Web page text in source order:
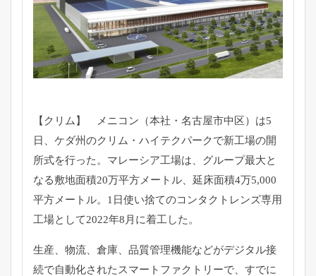
【クリム】 メニコン（本社・名古屋市中区）は5
日、ケダ州のクリム・ ハイテクパークで新工場の開
所式を行った。マレーシア工場は、 グループ最大と
なる敷地面積20万平方メートル、 延床面積4万5,000
平方メートル。 1日使い捨てのコンタクトレンズ専用
工場として2022年8月に着工した。
生産、物流、倉庫、 品質管理機能などがデジタル接
続で自動化されたスマートファクト リーで、すでに